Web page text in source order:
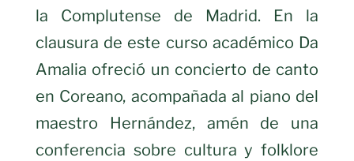
la Complutense de Madrid. En la
clausura de este curso académico Da
Amalia ofreció un concierto de canto
en Coreano, acompañada al piano del
maestro Hernández, amén de una
conferencia sobre cultura y folklore